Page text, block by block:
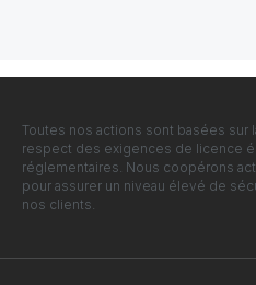
Toutes nos actions sont basées sur
respect des exigences de licence
réglementaires. Nous coopérons
pour assurer un niveau élevé de
nos clients.